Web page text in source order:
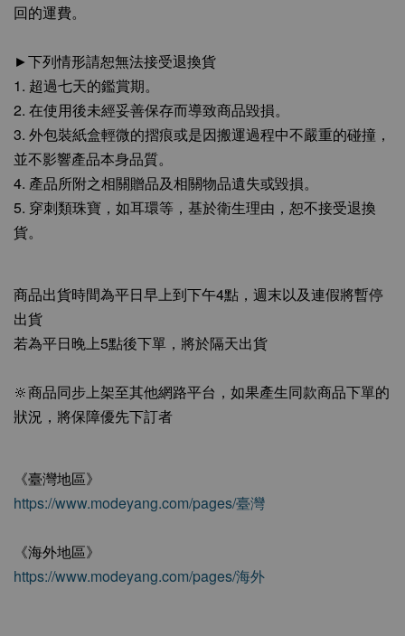
回的運費。
►下列情形請恕無法接受退換貨
1. 超過七天的鑑賞期。
2. 在使用後未經妥善保存而導致商品毀損。
3. 外包裝紙盒輕微的摺痕或是因搬運過程中不嚴重的碰撞，
並不影響產品本身品質。
4. 產品所附之相關贈品及相關物品遺失或毀損。
5. 穿刺類珠寶，如耳環等，基於衛生理由，恕不接受退換
貨。
商品出貨時間為平日早上到下午4點，週末以及連假將暫停
出貨
若為平日晚上5點後下單，將於隔天出貨
🔆商品同步上架至其他網路平台，如果產生同款商品下單的
狀況，將保障優先下訂者
《臺灣地區》
https://www.modeyang.com/pages/臺灣
《海外地區》
https://www.modeyang.com/pages/海外